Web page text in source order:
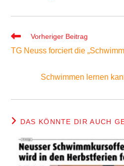
Weitere
ansehen
Vorheriger Beitrag
TG Neuss forciert die
Schwimmen lernen
DAS KÖNNTE DIR AUCH